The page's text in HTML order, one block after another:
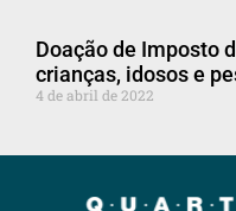
Doação de Imposto
crianças, idosos e
4 de abril de 2022